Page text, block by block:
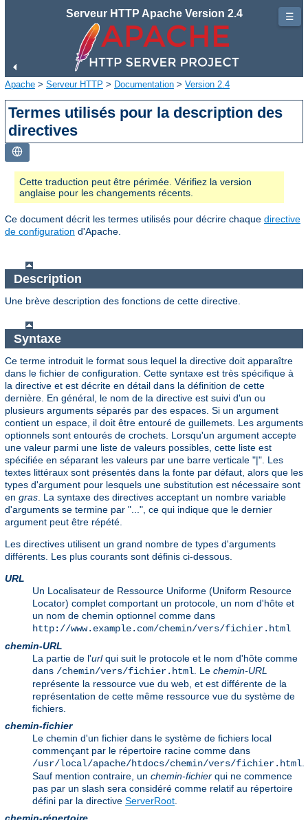
Serveur HTTP Apache Version 2.4
Apache > Serveur HTTP > Documentation > Version 2.4
Termes utilisés pour la description des
directives
Cette traduction peut être périmée. Vérifiez la version
anglaise pour les changements récents.
Ce document décrit les termes utilisés pour décrire chaque directive
de configuration d'Apache.
Description
Une brève description des fonctions de cette directive.
Syntaxe
Ce terme introduit le format sous lequel la directive doit apparaître
dans le fichier de configuration. Cette syntaxe est très spécifique à
la directive et est décrite en détail dans la définition de cette
dernière. En général, le nom de la directive est suivi d'un ou
plusieurs arguments séparés par des espaces. Si un argument
contient un espace, il doit être entouré de guillemets. Les arguments
optionnels sont entourés de crochets. Lorsqu'un argument accepte
une valeur parmi une liste de valeurs possibles, cette liste est
spécifiée en séparant les valeurs par une barre verticale "|". Les
textes littéraux sont présentés dans la fonte par défaut, alors que les
types d'argument pour lesquels une substitution est nécessaire sont
en gras. La syntaxe des directives acceptant un nombre variable
d'arguments se termine par "...", ce qui indique que le dernier
argument peut être répété.
Les directives utilisent un grand nombre de types d'arguments
différents. Les plus courants sont définis ci-dessous.
URL
Un Localisateur de Ressource Uniforme (Uniform Resource
Locator) complet comportant un protocole, un nom d'hôte et
un nom de chemin optionnel comme dans
http://www.example.com/chemin/vers/fichier.html
chemin-URL
La partie de l'urlqui suit le protocole et le nom d'hôte comme
dans /chemin/vers/fichier.html. Le chemin-URL
représente la ressource vue du web, et est différente de la
représentation de cette même ressource vue du système de
fichiers.
chemin-fichier
Le chemin d'un fichier dans le système de fichiers local
commençant par le répertoire racine comme dans
/usr/local/apache/htdocs/chemin/vers/fichier.html.
Sauf mention contraire, un chemin-fichier qui ne commence
pas par un slash sera considéré comme relatif au répertoire
défini par la directive ServerRoot.
☰